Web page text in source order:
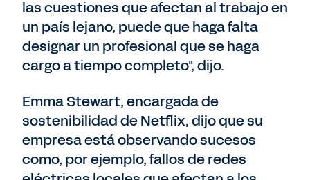
las cuestiones que afectan al trabajo en
un país lejano, puede que haga falta
designar un profesional que se haga
cargo a tiempo completo", dijo.
Emma Stewart, encargada de
sostenibilidad de Netflix, dijo que su
empresa está observando sucesos
como, por ejemplo, fallos de redes